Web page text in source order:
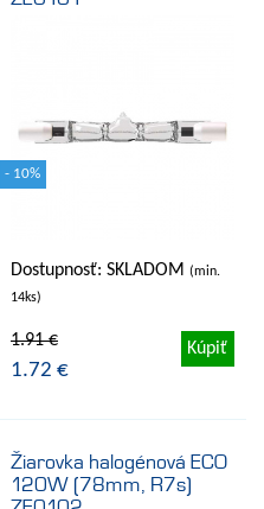
- 10%
Dostupnosť: SKLADOM (min.
14ks)
1.91 €
1.72 €
Kúpiť
Žiarovka halogénová ECO
120W (78mm, R7s)